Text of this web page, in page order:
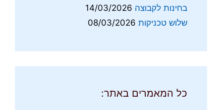
בחינות לקבוצה 14/03/2026
שלוש טכניקות 08/03/2026
כל המאמרים באתר: